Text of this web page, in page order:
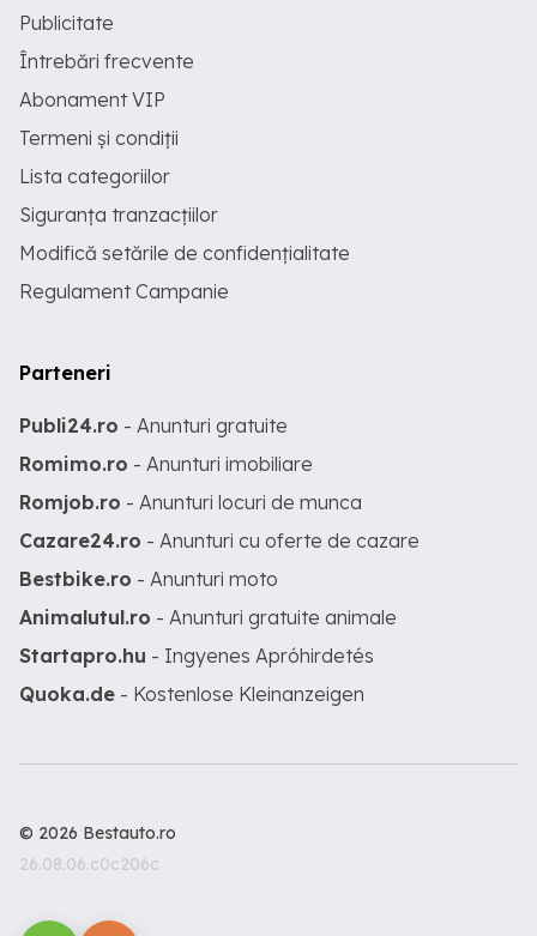
Publicitate
Întrebări frecvente
Abonament VIP
Termeni și condiții
Lista categoriilor
Siguranța tranzacțiilor
Modifică setările de confidențialitate
Regulament Campanie
Parteneri
Publi24.ro - Anunturi gratuite
Romimo.ro - Anunturi imobiliare
Romjob.ro - Anunturi locuri de munca
Cazare24.ro - Anunturi cu oferte de cazare
Bestbike.ro - Anunturi moto
Animalutul.ro - Anunturi gratuite animale
Startapro.hu - Ingyenes Apróhirdetés
Quoka.de - Kostenlose Kleinanzeigen
© 2026 Bestauto.ro
26.08.06.c0c206c